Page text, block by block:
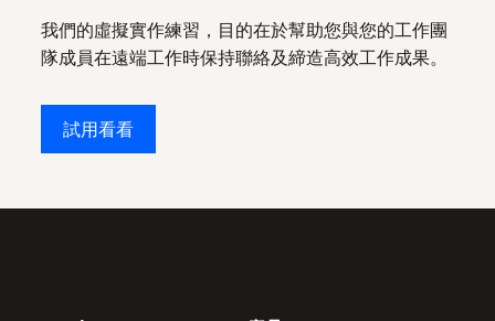
我們的虛擬實作練習，目的在於幫助您與您的工作團
隊成員在遠端工作時保持聯絡及締造高效工作成果。
試用看看